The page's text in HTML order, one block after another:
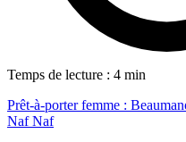
Temps de lecture : 4 min
Prêt-à-porter femme :
Naf Naf